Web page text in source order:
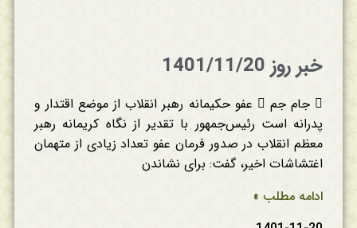
خبر روز 1401/11/20
 جام جم  عفو حکیمانه رهبر انقلاب از موضع اقتدار و
پدرانه است رئیس‌جمهور با تقدیر از نگاه کریمانه رهبر
معظم انقلاب در صدور فرمان عفو تعداد زیادی از متهمان
اغتشاشات اخیر، گفت: برای نشاندن
ادامه مطلب »